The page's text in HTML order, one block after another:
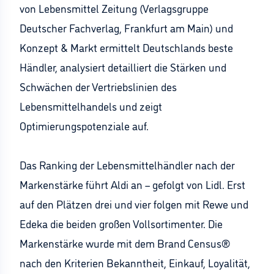
von Lebensmittel Zeitung (Verlagsgruppe
Deutscher Fachverlag, Frankfurt am Main) und
Konzept & Markt ermittelt Deutschlands beste
Händler, analysiert detailliert die Stärken und
Schwächen der Vertriebslinien des
Lebensmittelhandels und zeigt
Optimierungspotenziale auf.
Das Ranking der Lebensmittelhändler nach der
Markenstärke führt Aldi an – gefolgt von Lidl. Erst
auf den Plätzen drei und vier folgen mit Rewe und
Edeka die beiden großen Vollsortimenter. Die
Markenstärke wurde mit dem Brand Census®
nach den Kriterien Bekanntheit, Einkauf, Loyalität,